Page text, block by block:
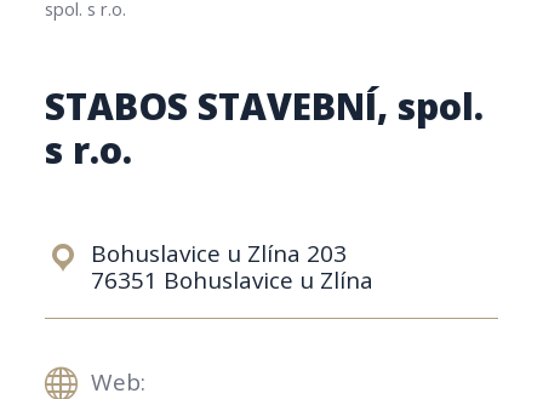
spol. s r.o.
STABOS STAVEBNÍ, spol.
s r.o.
Bohuslavice u Zlína 203
76351 Bohuslavice u Zlína
Web: